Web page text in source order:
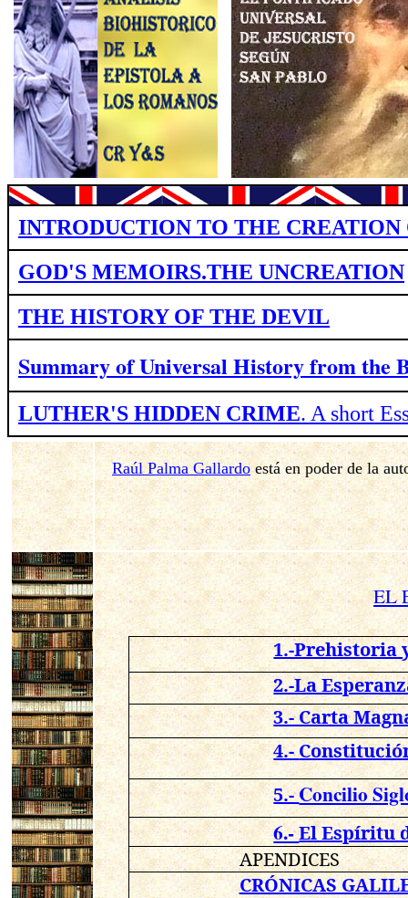
INTRODUCTION TO THE CREATION
GOD'S MEMOIRS.THE UNCREATION
THE HISTORY OF THE DEVIL
Summary of Universal History fromthe
LUTHER'S HIDDEN CRIME. A short
Raúl Palma Gallardoestá en poder de la
EL
1.-Prehistoria
2.-La
3.- Carta
4.-
5.-Concilio
6.-El Espíritu
APENDICES
CRÓNICAS